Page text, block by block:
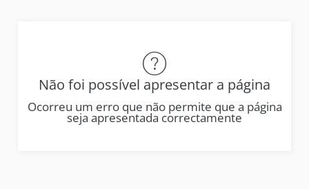
Não foi possível apresentar a página
Ocorreu um erro que não permite que a página
seja apresentada correctamente